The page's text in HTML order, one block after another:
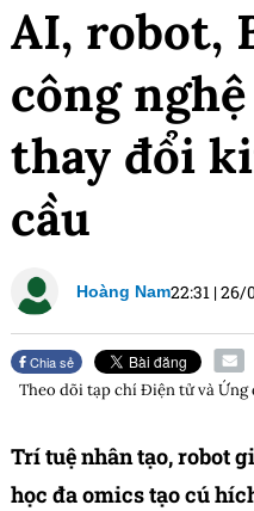
AI, robot,
công
thay đổi
cầu
Hoàng Nam22:31 |26/
Chia sẻ
Theo dõi tạp chíĐiện tử và Ứng
Trí tuệ nhân tạo, robot
học đa omics tạo cú